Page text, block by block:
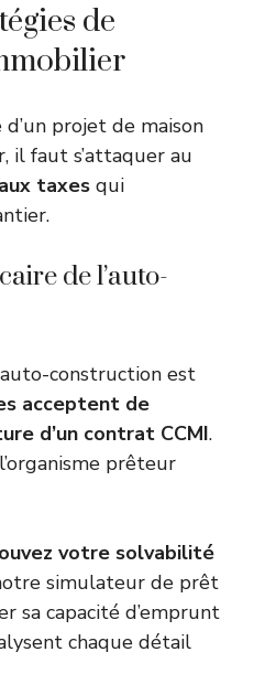
de
projet de maison
il faut s’attaquer au
taxes qui
de l’auto-
construction est
acceptent de
d’un contrat CCMI.
prêteur
votre solvabilité
simulateur de prêt
sa capacité d’emprunt
chaque détail